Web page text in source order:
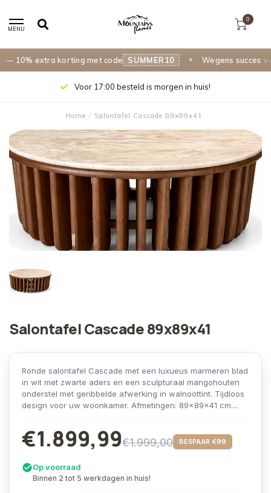
10% extra korting met code SUMMER10 Wegens succes
MENU
0
Voor 17:00 besteld is morgen in huis!
Home / Salontafel Cascade 89x89x41
Salontafel Cascade 89x89x41
Ronde salontafel Cascade met een luxueus marmeren blad
in wit met zwarte aders en een sculpturaal mangohouten
onderstel met geribbelde afwerking in walnoottint. Tijdloos
design voor uw woonkamer. Afmetingen: 89x89x41 cm....
€1.899,99€1.999,00 BESPAAR €99
Op voorraad
Binnen 2 tot 5 werkdagen in huis!